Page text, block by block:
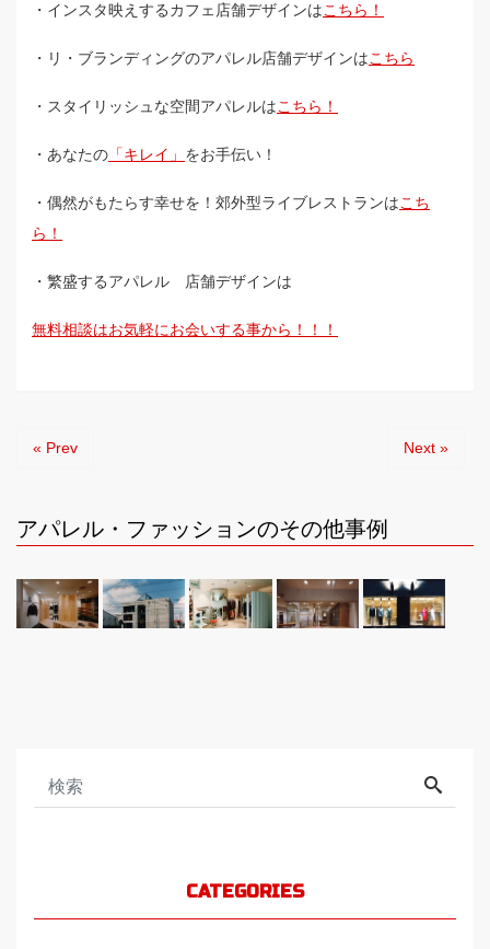
・インスタ映えするカフェ店舗デザインはこちら！
・リ・ブランディングのアパレル店舗デザインはこちら
・スタイリッシュな空間アパレルはこちら！
・あなたの 「キレイ」 をお手伝い！
・偶然がもたらす幸せを！郊外型ライブレストランはこち
ら！
・繁盛するアパレル 店舗デザインは
無料相談はお気軽にお会いする事から！！！
« Prev Next »
アパレル・ファッションのその他事例
CATEGORIES